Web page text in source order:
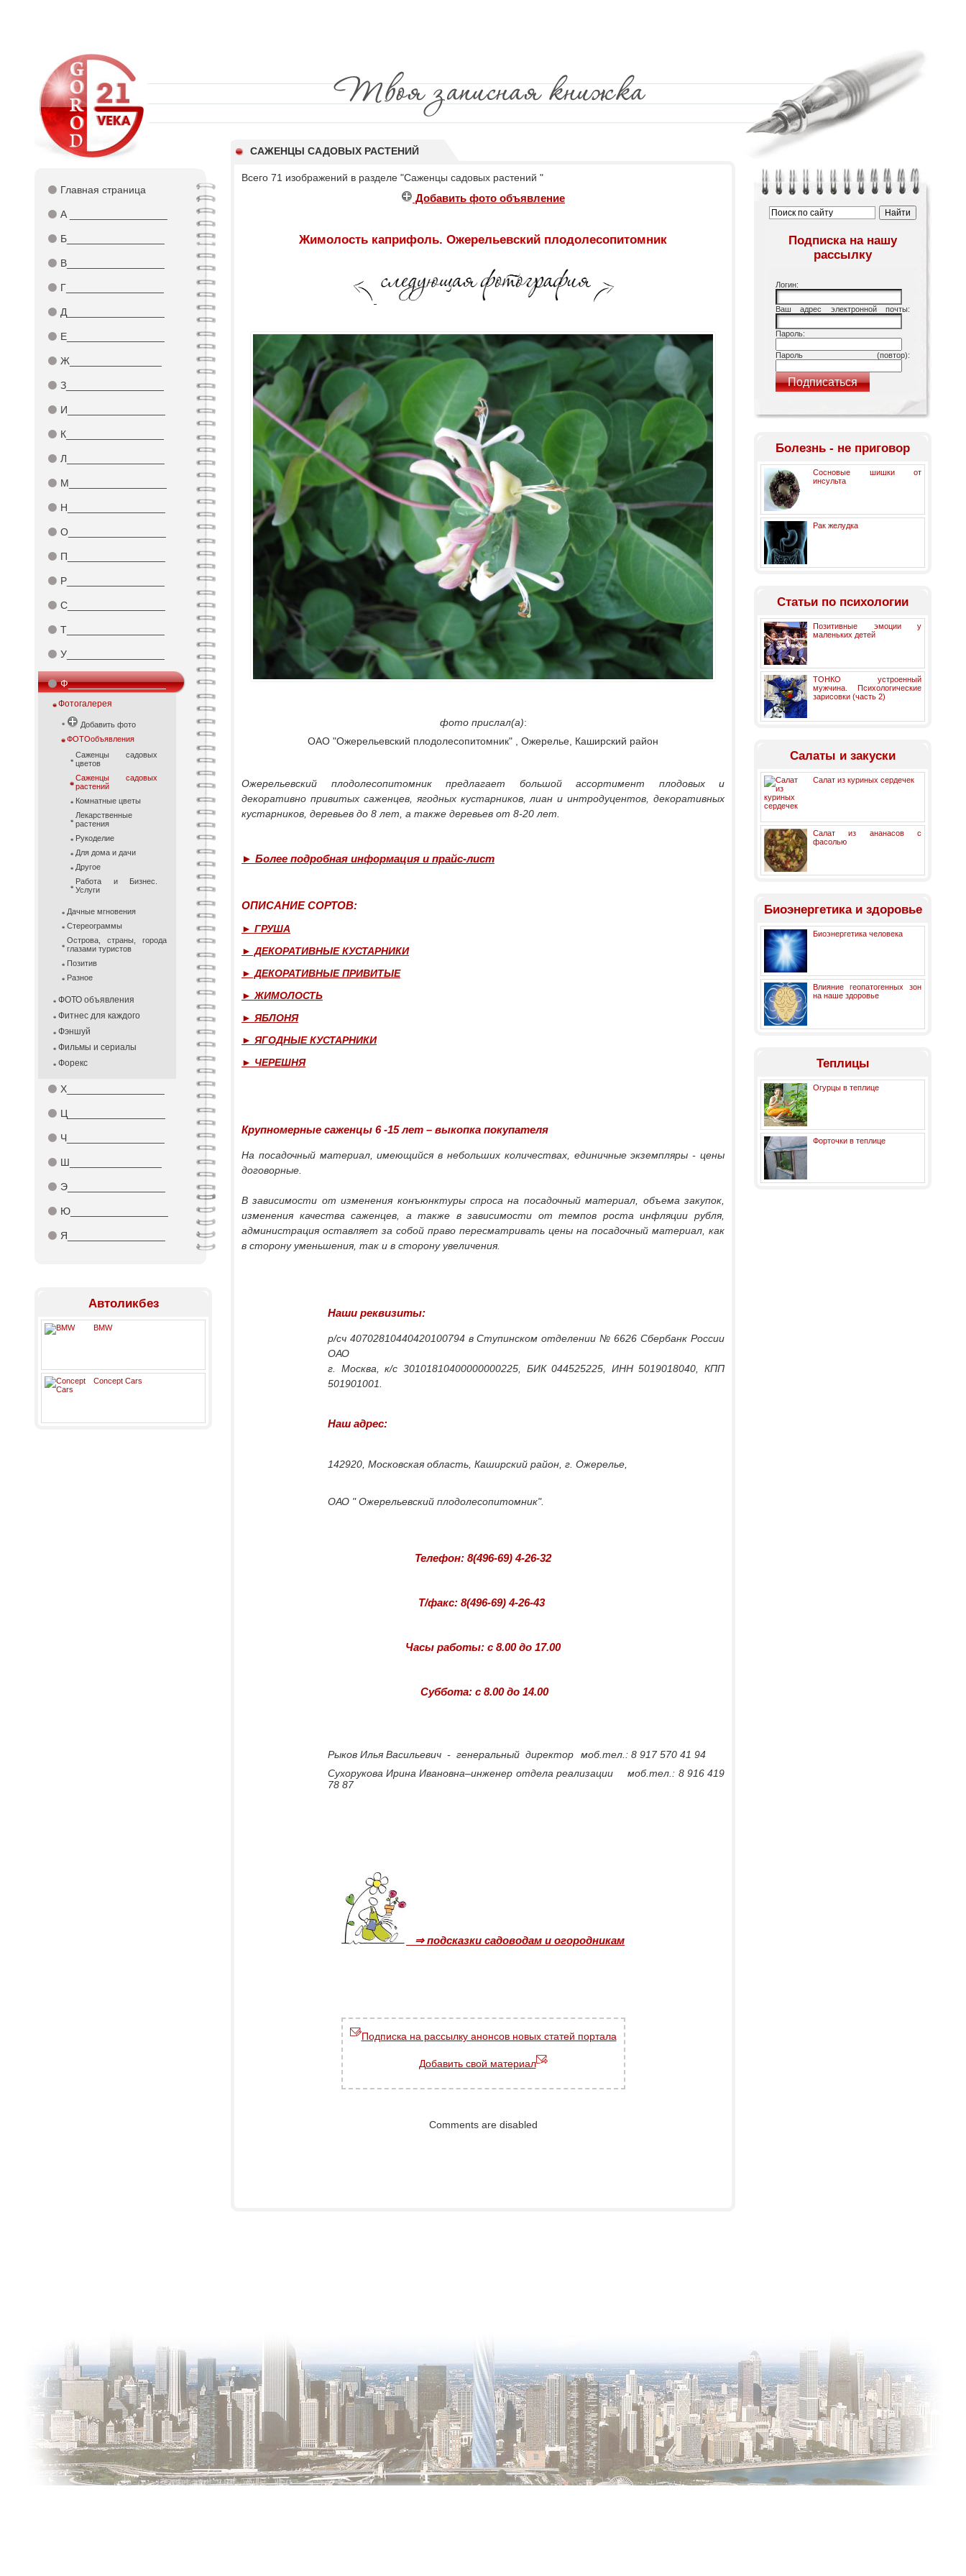
САЖЕНЦЫ САДОВЫХ РАСТЕНИЙ
⚫ Главная страница
⚫ А _________________
⚫ Б_________________
⚫ В_________________
⚫ Г_________________
⚫ Д_________________
⚫ Е_________________
⚫ Ж________________
⚫ З_________________
⚫ И_________________
⚫ К_________________
⚫ Л_________________
⚫ М_________________
⚫ Н_________________
⚫ О_________________
⚫ П_________________
⚫ Р_________________
⚫ С_________________
⚫ Т_________________
⚫ У_________________
⚫Ф_________________
Фотогалерея
Добавить фото
ФОТОобъявления
Саженцы садовых
цветов
Саженцы садовых
растений
Комнатные цветы
Лекарственные
растения
Рукоделие
Для дома и дачи
Другое
Работа и Бизнес.
Услуги
Дачные мгновения
Стереограммы
Острова, страны, города
глазами туристов
Позитив
Разное
ФОТО объявления
Фитнес для каждого
Фэншуй
Фильмы и сериалы
Форекс
⚫ Х_________________
⚫ Ц_________________
⚫ Ч_________________
⚫ Ш________________
⚫ Э_________________
⚫ Ю_________________
⚫ Я_________________
Автоликбез
BMW
Concept Cars
Всего 71 изображений в разделе "Саженцы садовых растений "
Добавить фото объявление
Жимолость каприфоль. Ожерельевский плодолесопитомник
фото прислал(а):
ОАО "Ожерельевский плодолесопитомник" , Ожерелье, Каширский район
Ожерельевский плодолесопитомник предлагает большой ассортимент плодовых и
декоративно привитых саженцев, ягодных кустарников, лиан и интродуцентов, декоративных
кустарников, деревьев до 8 лет, а также деревьев от 8-20 лет.
► Более подробная информация и прайс-лист
ОПИСАНИЕ СОРТОВ:
► ГРУША
► ДЕКОРАТИВНЫЕ КУСТАРНИКИ
► ДЕКОРАТИВНЫЕ ПРИВИТЫЕ
► ЖИМОЛОСТЬ
► ЯБЛОНЯ
► ЯГОДНЫЕ КУСТАРНИКИ
► ЧЕРЕШНЯ
Крупномерные саженцы 6 -15 лет – выкопка покупателя
На посадочный материал, имеющийся в небольших количествах, единичные экземпляры - цены
договорные.
В зависимости от изменения конъюнктуры спроса на посадочный материал, объема закупок,
изменения качества саженцев, а также в зависимости от темпов роста инфляции рубля,
администрация оставляет за собой право пересматривать цены на посадочный материал, как
в сторону уменьшения, так и в сторону увеличения.
Наши реквизиты:
р/сч 40702810440420100794 в Ступинском отделении № 6626 Сбербанк России
ОАО
г. Москва, к/с 30101810400000000225, БИК 044525225, ИНН 5019018040, КПП
501901001.
Наш адрес:
142920, Московская область, Каширский район, г. Ожерелье,
ОАО " Ожерельевский плодолесопитомник".
Телефон: 8(496-69) 4-26-32
Т/факс: 8(496-69) 4-26-43
Часы работы: с 8.00 до 17.00
Суббота: с 8.00 до 14.00
Рыков Илья Васильевич - генеральный директор
моб.тел.: 8 917 570 41 94
Сухорукова Ирина Ивановна–инженер отдела реализации
моб.тел.: 8 916 419
78 87
⇒ подсказки садоводам и огородникам
Подписка на рассылку анонсов новых статей портала
Добавить свой материал
Comments are disabled
Подписка на нашу
рассылку
Логин:
Ваш адрес электронной почты:
Пароль:
Пароль (повтор):
Болезнь - не приговор
Сосновые шишки от
инсульта
Рак желудка
Статьи по психологии
Позитивные эмоции у
маленьких детей
ТОНКО устроенный
мужчина. Психологические
зарисовки (часть 2)
Салаты и закуски
Салат из куриных сердечек
Салат из ананасов с
фасолью
Биоэнергетика и здоровье
Биоэнергетика человека
Влияние геопатогенных зон
на наше здоровье
Теплицы
Огурцы в теплице
Форточки в теплице